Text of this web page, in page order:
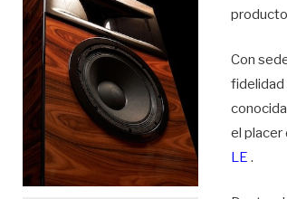
Con
fidelidad
el placer
LE .